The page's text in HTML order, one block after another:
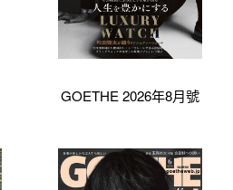
GOETHE 2026年8月號